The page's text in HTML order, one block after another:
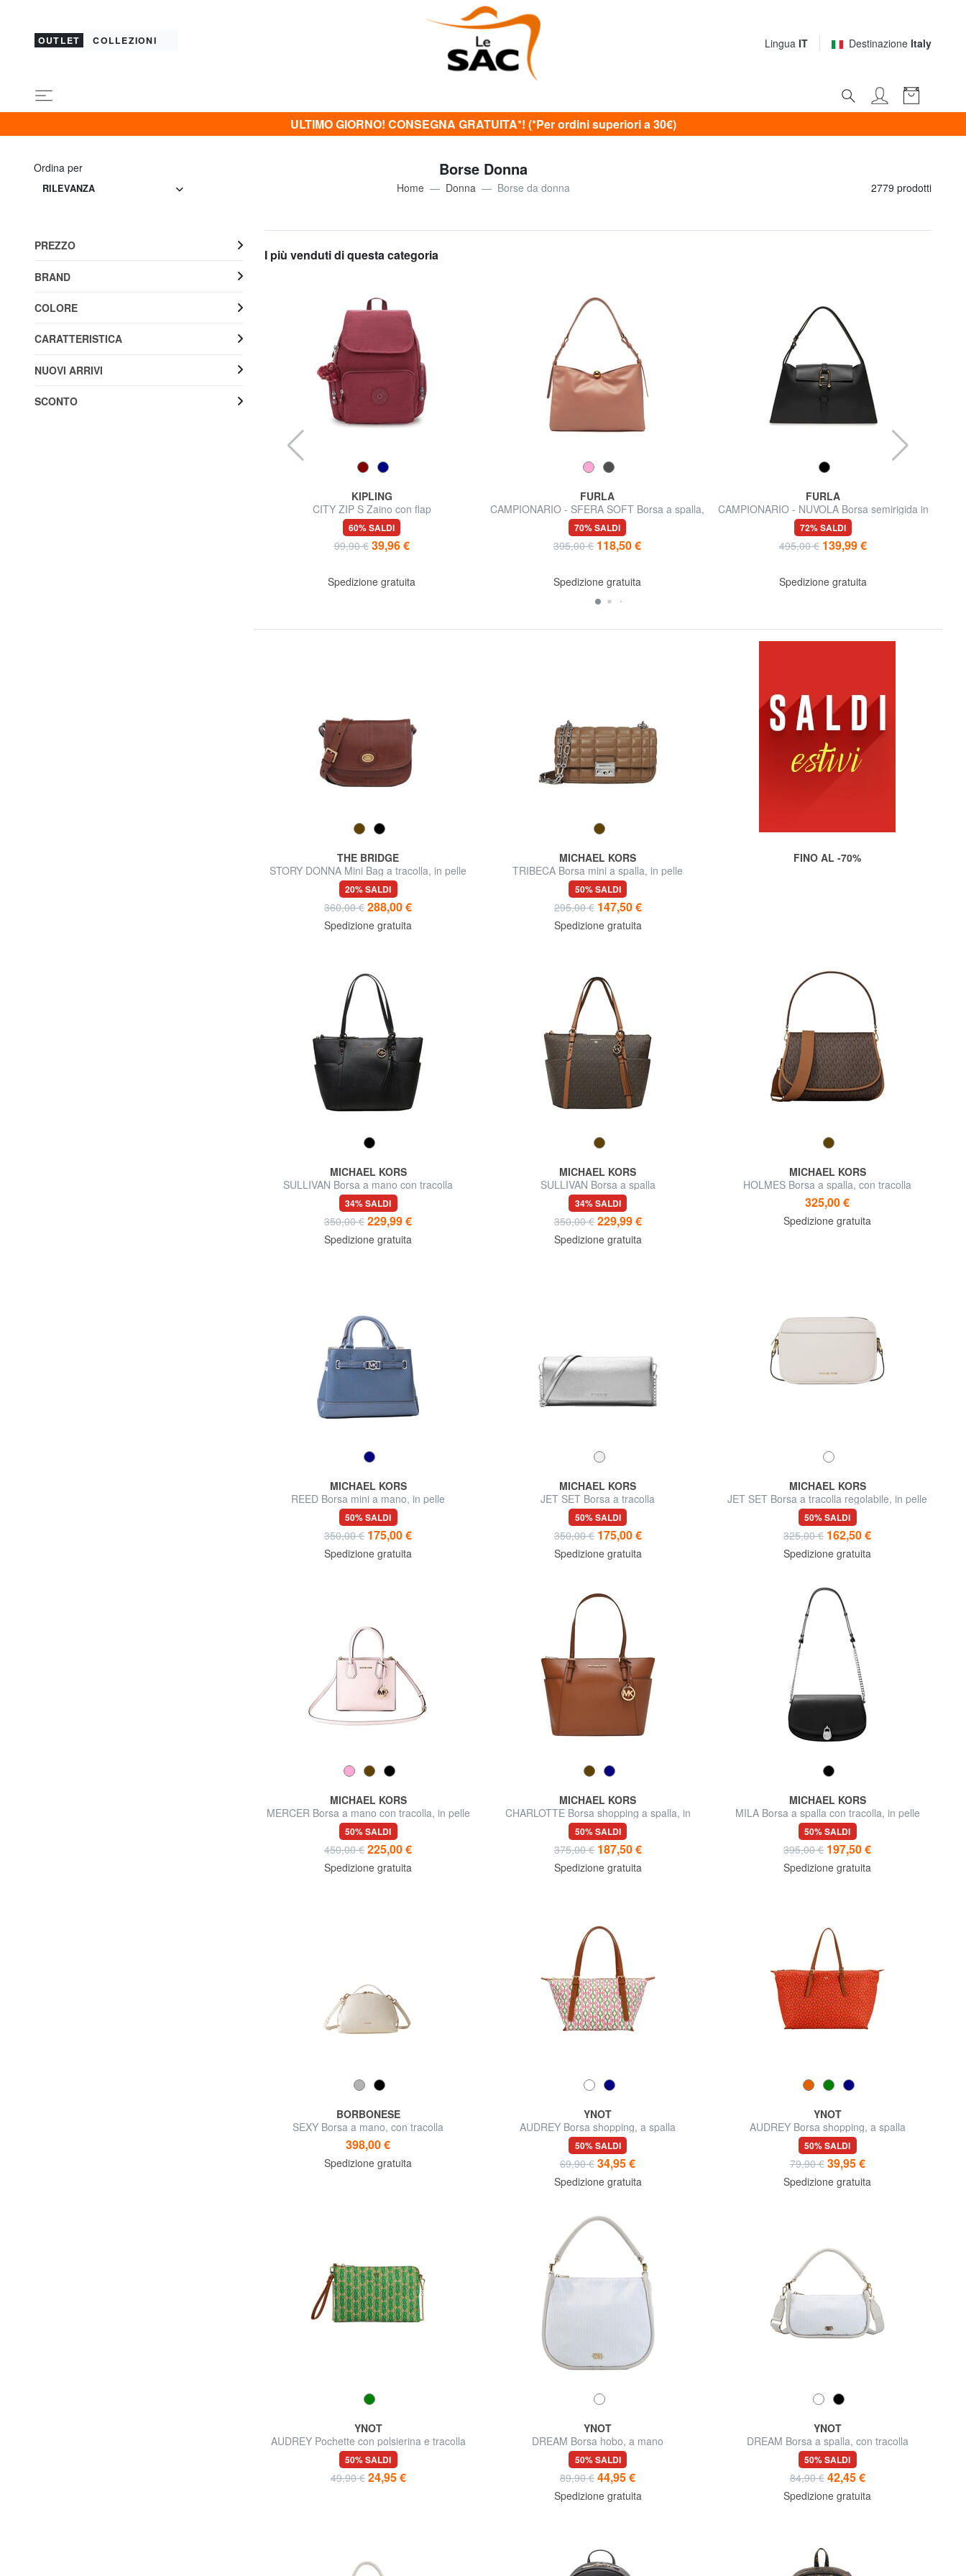
OUTLET COLLEZIONI Lingua IT Destinazione Italy
ULTIMO GIORNO! CONSEGNA GRATUITA*! (*Per ordini superiori a 30€)
Ordina per
RILEVANZA
Borse Donna
Home Donna Borse da donna 2779 prodotti
I più venduti di questa categoria
KIPLING
CITY ZIP S Zaino con flap
60% SALDI
99,90 € 39,96 €
Spedizione gratuita
FURLA
CAMPIONARIO - SFERA SOFT Borsa a spalla,
in pelle, Made in Italy
70% SALDI
395,00 € 118,50 €
Spedizione gratuita
FURLA
CAMPIONARIO - NUVOLA Borsa semirigida in
pelle
72% SALDI
495,00 € 139,99 €
Spedizione gratuita
THE BRIDGE
STORY DONNA Mini Bag a tracolla, in pelle
20% SALDI
360,00 € 288,00 €
Spedizione gratuita
MICHAEL KORS
TRIBECA Borsa mini a spalla, in pelle
50% SALDI
295,00 € 147,50 €
Spedizione gratuita
FINO AL -70%
MICHAEL KORS
SULLIVAN Borsa a mano con tracolla
34% SALDI
350,00 € 229,99 €
Spedizione gratuita
MICHAEL KORS
SULLIVAN Borsa a spalla
34% SALDI
350,00 € 229,99 €
Spedizione gratuita
MICHAEL KORS
HOLMES Borsa a spalla, con tracolla
325,00 €
Spedizione gratuita
MICHAEL KORS
REED Borsa mini a mano, in pelle
50% SALDI
350,00 € 175,00 €
Spedizione gratuita
MICHAEL KORS
JET SET Borsa a tracolla
50% SALDI
350,00 € 175,00 €
Spedizione gratuita
MICHAEL KORS
JET SET Borsa a tracolla regolabile, in pelle
50% SALDI
325,00 € 162,50 €
Spedizione gratuita
MICHAEL KORS
MERCER Borsa a mano con tracolla, in pelle
50% SALDI
450,00 € 225,00 €
Spedizione gratuita
MICHAEL KORS
CHARLOTTE Borsa shopping a spalla, in
pelle
50% SALDI
375,00 € 187,50 €
Spedizione gratuita
MICHAEL KORS
MILA Borsa a spalla con tracolla, in pelle
50% SALDI
395,00 € 197,50 €
Spedizione gratuita
BORBONESE
SEXY Borsa a mano, con tracolla
398,00 €
Spedizione gratuita
YNOT
AUDREY Borsa shopping, a spalla
50% SALDI
69,90 € 34,95 €
Spedizione gratuita
YNOT
AUDREY Borsa shopping, a spalla
50% SALDI
79,90 € 39,95 €
Spedizione gratuita
YNOT
AUDREY Pochette con polsierina e tracolla
50% SALDI
49,90 € 24,95 €
YNOT
DREAM Borsa hobo, a mano
50% SALDI
89,90 € 44,95 €
Spedizione gratuita
YNOT
DREAM Borsa a spalla, con tracolla
50% SALDI
84,90 € 42,45 €
Spedizione gratuita
PREZZO
BRAND
COLORE
CARATTERISTICA
NUOVI ARRIVI
SCONTO